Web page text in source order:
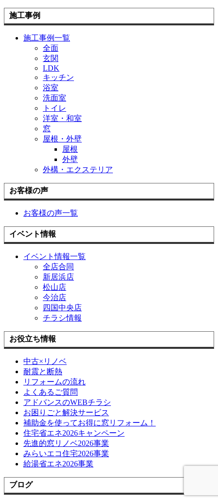
施工事例
施工事例一覧
全面
玄関
LDK
キッチン
浴室
洗面室
トイレ
洋室・和室
窓
屋根・外壁
屋根
外壁
外構・エクステリア
お客様の声
お客様の声一覧
イベント情報
イベント情報一覧
全店合同
新居浜店
松山店
今治店
四国中央店
チラシ情報
お役立ち情報
中古×リノベ
耐震と断熱
リフォームの流れ
よくあるご質問
アドバンスのWEBチラシ
お困りごと解決サービス
補助金を使ってお得に窓リフォーム！
住宅省エネ2026キャンペーン
先進的窓リノベ2026事業
みらいエコ住宅2026事業
給湯省エネ2026事業
ブログ